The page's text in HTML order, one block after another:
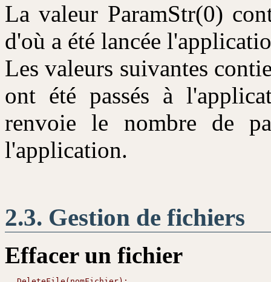
La valeur ParamStr(0)
d'où a été lancée
Les valeurs suivantes
ont été passés à
renvoie le nombre de
l'application.
Gestion de fichiers
Effacer un fichier